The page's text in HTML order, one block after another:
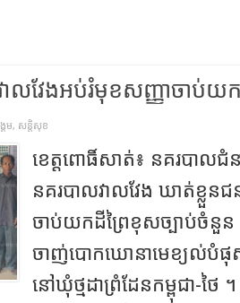
លវែងអប់រំមុខសញ្ញាចាប់យ
គម, សន្តិសុខ
ខេត្តពោធិ៍សាត់៖ នគរបាលជំ
នគរបាលវាលវែង ឃាត់ខ្លួ
ចាប់យកដីព្រៃខុសច្បាប់ចំនួ
ចាញ់បោកឃោនាមេខ្យល់បំផុ
នៅឃុំថ្មដាព្រំដែនកម្ពុជា-ថៃ